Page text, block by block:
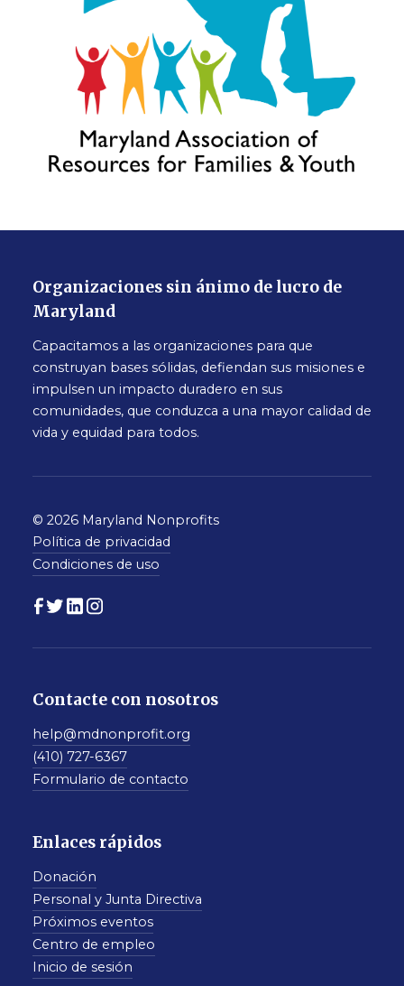
Organizaciones sin ánimo de lucro de
Maryland
Capacitamos a las organizaciones para que
construyan bases sólidas, defiendan sus misiones e
impulsen un impacto duradero en sus
comunidades, que conduzca a una mayor calidad de
vida y equidad para todos.
© 2026 Maryland Nonprofits
Política de privacidad
Condiciones de uso
Contacte con nosotros
help@mdnonprofit.org
(410) 727-6367
Formulario de contacto
Enlaces rápidos
Donación
Personal y Junta Directiva
Próximos eventos
Centro de empleo
Inicio de sesión